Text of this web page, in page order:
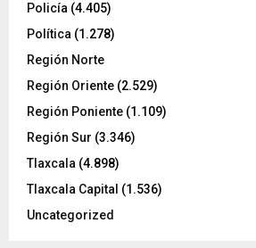
Policía (4.405)
Política (1.278)
Región Norte
Región Oriente (2.529)
Región Poniente (1.109)
Región Sur (3.346)
Tlaxcala (4.898)
Tlaxcala Capital (1.536)
Uncategorized